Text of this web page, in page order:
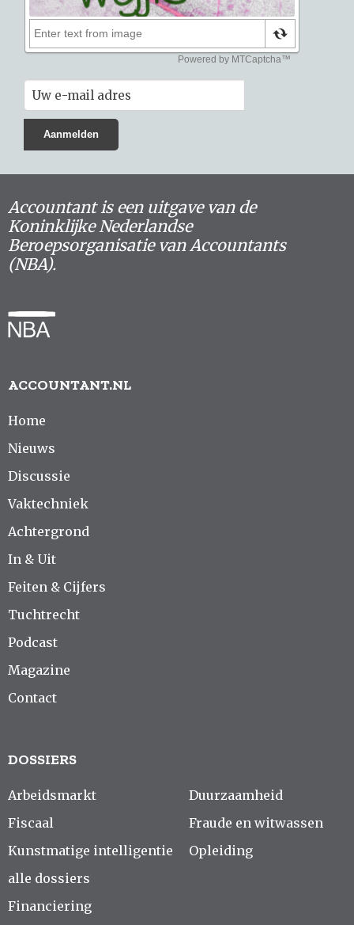
Accountant is een uitgave van de
Koninklijke Nederlandse
Beroepsorganisatie van Accountants
(NBA).
ACCOUNTANT.NL
Home
Nieuws
Discussie
Vaktechniek
Achtergrond
In & Uit
Feiten & Cijfers
Tuchtrecht
Podcast
Magazine
Contact
DOSSIERS
Arbeidsmarkt
Fiscaal
Kunstmatige intelligentie
alle dossiers
Duurzaamheid
Fraude en witwassen
Opleiding
Financiering